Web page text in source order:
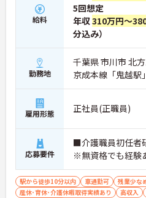
給料
5回想定
年収310万円～
分込み）
勤務地
千葉県 市川市 北
京成本線「鬼越駅
雇用形態 正社員(正職員)
応募要件
■介護職員初任者
※無資格でも経験
駅から徒歩10分以内 車通勤可 残業少な
産休･育休･介護休暇取得実績あり
高収入